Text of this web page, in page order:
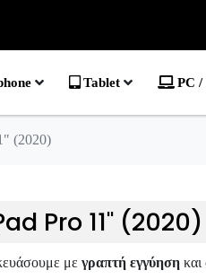
Tablet PC
(2020)
Pro 11" (2020)
με γραπτή εγγύηση και